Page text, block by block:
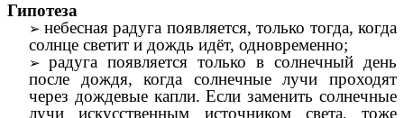
Гипотеза
небесная радуга появляется, только тогда, когда
солнце светит и дождь идёт, одновременно;
радуга появляется только в солнечный день
после дождя, когда солнечные лучи проходят
через дождевые капли. Если заменить солнечные
лучи искусственным источником света, тоже